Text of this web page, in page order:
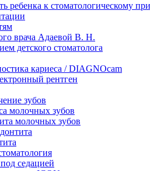
ребенка к стоматологическому
врача Адаевой В. Н.
детского стоматолога
кариеса / DIAGNOcam
рентген
зубов
молочных зубов
молочных зубов
седацией